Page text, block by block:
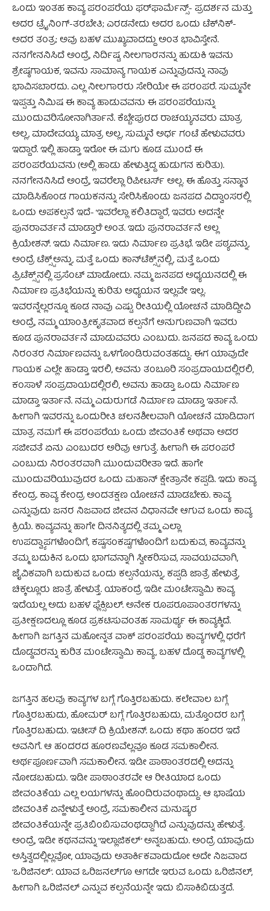
ಒಂದು ಇಂತಹ ಕಾವ್ಯ ಪರಂಪರೆಯ ಫರ್‌ಫಾರ್ಮೆನ್ಸ್- ಪ್ರದರ್ಶನ ಮತ್ತು
ಅದರ ಟ್ರೈನಿಂಗ್-ತರಬೇತಿ; ಎರಡನೇದು ಅದರ ಒಂದು ಟೆಕ್‌ನಿಕ್-
ಅದರ ತಂತ್ರ; ಅವು ಬಹಳ ಮುಖ್ಯವಾದದ್ದು ಅಂತ ಭಾವಿಸ್ತೇನೆ.
ನನಗೇನನಿಸಿದೆ ಅಂದ್ರೆ, ನಿರ್ದಿಷ್ಟ ನೀಲಗಾರನನ್ನು ಹುಡುಕಿ ಇವನು
ಶ್ರೇಷ್ಠಗಾಯಕ, ಇವನು ಸಾಮಾನ್ಯ ಗಾಯಕ ಎನ್ನುವುದನ್ನು ನಾವು
ಭಾವಿಸಬಾರದು. ಎಲ್ಲ ನೀಲಗಾರರು ಸೇರಿಯೇ ಈ ಪರಂಪರೆ. ಸುಮ್ಮನೇ
ಇಪ್ಪತ್ತು ನಿಮಿಷ ಈ ಕಾವ್ಯ ಹಾಡುವವನು ಈ ಪರಂಪರೆಯನ್ನು
ಮುಂದುವರಿಸೋನಾಗಿರ್ತಾನೆ. ಕೆಬ್ಬೇಪುರದ ರಾಚಯ್ಯನವರು ಮಾತ್ರ
ಅಲ್ಲ, ಮಾದೇವಯ್ಯ ಮಾತ್ರ ಅಲ್ಲ, ಸುಮ್ಮನೆ ಅರ್ಧ ಗಂಟೆ ಹೇಳುವವರು
ಇದ್ದಾರೆ. ಇಲ್ಲಿ ಹಾಡ್ತಾ ಇರೋ ಈ ಮಗು ಕೂಡ ಮುಂದೆ ಈ
ಪರಂಪರೆಯವನು (ಅಲ್ಲಿ ಹಾಡು ಹೇಳುತ್ತಿದ್ದ ಹುಡುಗನ ಕುರಿತು).
ನನಗೇನನಿಸಿದೆ ಅಂದ್ರೆ, ಇವರೆಲ್ಲಾ ರಿಪೀಟರ್ಸ್ ಅಲ್ಲ. ಈ ಹೊತ್ತು ಸನ್ಮಾನ
ಮಾಡಿಸಿಕೊಂಡ ಗಾಯಕನನ್ನು ಸೇರಿಸಿಕೊಂಡು ಜನಪದ ವಿದ್ವಾಂಸರಲ್ಲಿ
ಒಂದು ಅಪಕಲ್ಪನೆ ಇದೆ- ’ಇವರೆಲ್ಲಾ ಕಲಿತಿದ್ದಾರೆ, ಇವರು ಅದನ್ನೇ
ಪುನರಾವರ್ತನೆ ಮಾಡ್ತಾರೆ’ ಅಂತ. ಇದು ಪುನರಾವರ್ತನೆ ಅಲ್ಲ
ಕ್ರಿಯೇಶನ್. ಇದು ನಿರ್ಮಾಣ. ಇದು ನಿರ್ಮಾಣ ಪ್ರತಿಭೆ. ಇಡೀ ಪಠ್ಯವನ್ನು,
ಅಂದ್ರೆ ಟೆಕ್ಸ್ಟ್‌ಅನ್ನು, ಮತ್ತೆ ಒಂದು ಕಾನ್‌ಟೆಕ್ಸ್ಟ್‌ನಲ್ಲಿ, ಮತ್ತೆ ಒಂದು
ಪ್ರಿಟೆಕ್ಸ್ಟ್‌ನಲ್ಲಿ ಪ್ರಸೆಂಟ್ ಮಾಡೋದು. ನಮ್ಮ ಜನಪದ ಅಧ್ಯಯನದಲ್ಲಿ ಈ
ನಿರ್ಮಾಣ ಪ್ರತಿಭೆಯನ್ನು ಕುರಿತು ಅಧ್ಯಯನ ಇಲ್ಲವೇ ಇಲ್ಲ.
ಇವರನ್ನೆಲ್ಲರನ್ನೂ ಕೂಡ ನಾವು ಎಷ್ಟು ರೀತಿಯಲ್ಲಿ ಯೋಚನೆ ಮಾಡಿದ್ದೀವಿ
ಅಂದ್ರೆ, ನಮ್ಮ ಯಾಂತ್ರೀಕೃತವಾದ ಕಲ್ಪನೆಗೆ ಅನುಗುಣವಾಗಿ ಇವರು
ಕೂಡ ಪುನರಾವರ್ತನೆ ಮಾಡುವವರು ಎಂಬುದು. ಜನಪದ ಕಾವ್ಯ ಒಂದು
ನಿರಂತರ ನಿರ್ಮಾಣವನ್ನು ಒಳಗೊಂಡಿರುವಂತಹದ್ದು. ಈಗ ಯಾವುದೇ
ಗಾಯಕ ಎಲ್ಲೇ ಹಾಡ್ತಾ ಇರಲಿ, ಅವನು ತಂಬೂರಿ ಸಂಪ್ರದಾಯದಲ್ಲಿರಲಿ,
ಕಂಸಾಳೆ ಸಂಪ್ರದಾಯದಲ್ಲಿರಲಿ, ಅವನು ಹಾಡ್ತಾ ಒಂದು ನಿರ್ಮಾಣ
ಮಾಡ್ತಾ ಇರ್ತಾನೆ. ನಮ್ಮ ಎದುರುಗಡೆ ನಿರ್ಮಾಣ ಮಾಡ್ತಾ ಇರ್ತಾನೆ.
ಹೀಗಾಗಿ ಇವರನ್ನು ಒಂದುರೀತಿ ಚಲನಶೀಲವಾಗಿ ಯೋಚನೆ ಮಾಡಿದಾಗ
ಮಾತ್ರ ನಮಗೆ ಈ ಪರಂಪರೆಯ ಒಂದು ಜೀವಂತಿಕೆ ಅಥವಾ ಅದರ
ಸಜೀವತೆ ಏನು ಎಂಬುದರ ಅರಿವು ಆಗುತ್ತೆ. ಹೀಗಾಗಿ ಈ ಪರಂಪರೆ
ಎಂಬುದು ನಿರಂತರವಾಗಿ ಮುಂದುವರೀತಾ ಇದೆ. ಹಾಗೇ
ಮುಂದುವರಿಯುವುದರ ಒಂದು ಮಹಾನ್ ಕ್ಷೇತ್ರಾನೇ ಕಪ್ಪಡಿ. ಇದು ಕಾವ್ಯ
ಕೇಂದ್ರ. ಕಾವ್ಯ ಕೇಂದ್ರ ಅಂದತಕ್ಷಣ ಯೋಚನೆ ಮಾಡಬೇಕು. ಕಾವ್ಯ
ಎನ್ನುವುದು ಜನರ ನಿಜವಾದ ಜೀವನ ವಿಧಾನವೇ ಆಗುವ ಒಂದು ಕಾವ್ಯ
ಕ್ರಿಯೆ. ಕಾವ್ಯವನ್ನು ಹಾಗೇ ದಿನನಿತ್ಯದಲ್ಲಿ ತಮ್ಮ ಎಲ್ಲಾ
ಉಪದ್ವ್ಯಾಪಗಳೊಂದಿಗೆ, ಕಷ್ಟಸಂಕಷ್ಟಗಳೊಂದಿಗೆ ಬದುಕುವ, ಕಾವ್ಯವನ್ನು
ತಮ್ಮ ಬದುಕಿನ ಒಂದು ಭಾಗವನ್ನಾಗಿ ಸ್ವೀಕರಿಸುವ, ಸಾವಯವವಾಗಿ,
ಜೈವಿಕವಾಗಿ ಬದುಕುವ ಒಂದು ಕಲ್ಪನೆಯನ್ನು, ಕಪ್ಪಡಿ ಜಾತ್ರೆ ಹೇಳುತ್ತೆ,
ಚಿಕ್ಕಲ್ಲೂರು ಜಾತ್ರೆ ಹೇಳುತ್ತೆ. ಯಾಕಂದ್ರೆ ಇಡೀ ಮಂಟೇಸ್ವಾಮಿ ಕಾವ್ಯ
ಇದೆಯಲ್ಲ ಅದು ಬಹಳ ಫ್ಲೆಕ್ಸಿಬಲ್. ಅನೇಕ ರೂಪರೂಪಾಂತರಗಳನ್ನು
ಪ್ರತೀಕ್ಷಣದಲ್ಲೂ ಕೂಡ ಪ್ರಕಟಿಸುವಂತಹ ಸಾಮರ್ಥ್ಯ ಈ ಕಾವ್ಯಕ್ಕಿದೆ.
ಹೀಗಾಗಿ ಜಗತ್ತಿನ ಮಹೋನ್ನತ ವಾಕ್ ಪರಂಪರೆಯ ಕಾವ್ಯಗಳಲ್ಲಿ ಧರೆಗೆ
ದೊಡ್ಡವರನ್ನು ಕುರಿತ ಮಂಟೇಸ್ವಾಮಿ ಕಾವ್ಯ, ಬಹಳ ದೊಡ್ಡ ಕಾವ್ಯಗಳಲ್ಲಿ
ಒಂದಾಗಿದೆ.
ಜಗತ್ತಿನ ಹಲವು ಕಾವ್ಯಗಳ ಬಗ್ಗೆ ಗೊತ್ತಿರಬಹುದು. ಕಲೇವಾಲ ಬಗ್ಗೆ
ಗೊತ್ತಿರಬಹುದು, ಹೋಮರ್ ಬಗ್ಗೆ ಗೊತ್ತಿರಬಹುದು, ಮತ್ತೊಂದರ ಬಗ್ಗೆ
ಗೊತ್ತಿರಬಹುದು. ಇಟೀಸ್ ದಿ ಕ್ರಿಯೇಶನ್. ಒಂದು ಕಥಾ ಹಂದರ ಇದೆ
ಅವನಿಗೆ. ಆ ಹಂದರದ ಹೂರಣವೆಲ್ಲವೂ ಕೂಡ ಸಮಕಾಲೀನ.
ಅರ್ಥಪೂರ್ಣವಾಗಿ ಸಮಕಾಲೀನ. ಇಡೀ ಪಾಠಾಂತರದಲ್ಲಿ ಅದನ್ನು
ನೋಡಬಹುದು. ಇಡೀ ಪಾಠಾಂತರವೇ ಆ ರೀತಿಯಾದ ಒಂದು
ಜೀವಂತಿಕೆಯ ಎಲ್ಲ ಲಯಗಳನ್ನು ಹೊಂದಿರುವಂಥಾದ್ದು. ಆ ಭಾಷೆಯ
ಜೀವಂತಿಕೆ ಏನ್ಹೇಳುತ್ತೆ ಅಂದ್ರೆ, ಸಮಕಾಲೀನ ಮನುಷ್ಯರ
ಜೀವಂತಿಕೆಯನ್ನೇ ಪ್ರತಿಬಿಂಬಿಸುವಂಥದ್ದಾಗಿದೆ ಎನ್ನುವುದನ್ನು ಹೇಳುತ್ತೆ.
ಅಂದ್ರೆ, ಇಡೀ ಕಥನವನ್ನು ’ಇಲ್ಲಾಜಿಕಲ್’ ಅನ್ನಬಹುದು. ಅಂದ್ರೆ ಯಾವುದು
ಅಸ್ತಿತ್ವದಲ್ಲಿಲ್ಲವೋ, ಯಾವುದು ಅತಾರ್ಕಿಕವಾದುದೋ ಅದೇ ನಿಜವಾದ
’ಒರಿಜಿನಲ್’. ಯಾವ ಒರಿಜನಲ್‌ಗೂ ಆಗದೇ ಇರುವ ಒಂದು ಒರಿಜಿನಲ್,
ಹೀಗಾಗಿ ಒರಿಜಿನಲ್ ಎನ್ನುವ ಕಲ್ಪನೆಯನ್ನೇ ಇದು ಬಿಸಾಕಿಬಿಡುತ್ತದೆ.